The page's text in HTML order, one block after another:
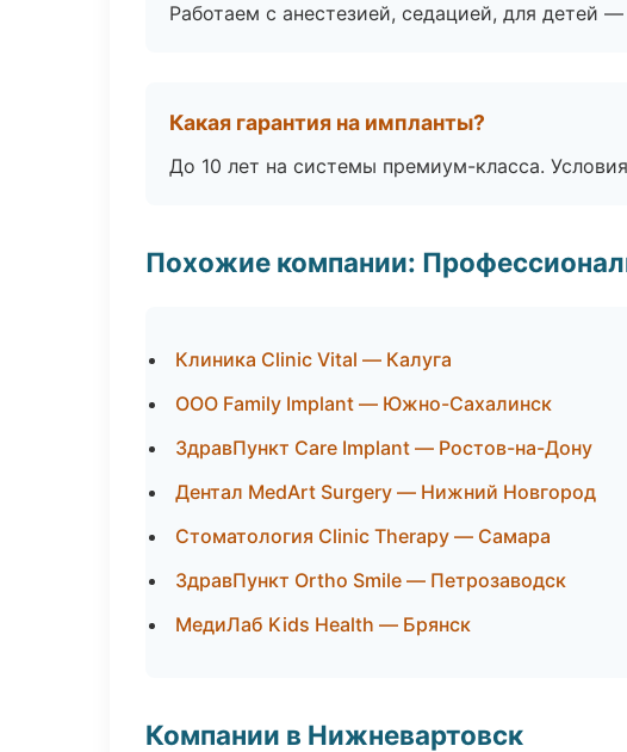
Работаем с анестезией, седацией, для детей —
Какая гарантия на импланты?
До 10 лет на системы премиум-класса.
Похожие компании:
Клиника Clinic Vital — Калуга
ООО Family Implant — Южно-Сахалинск
ЗдравПункт Care Implant — Ростов-на-Дону
Дентал MedArt Surgery — Нижний Новгород
Стоматология Clinic Therapy — Самара
ЗдравПункт Ortho Smile — Петрозаводск
МедиЛаб Kids Health — Брянск
Компании в Нижневартовск